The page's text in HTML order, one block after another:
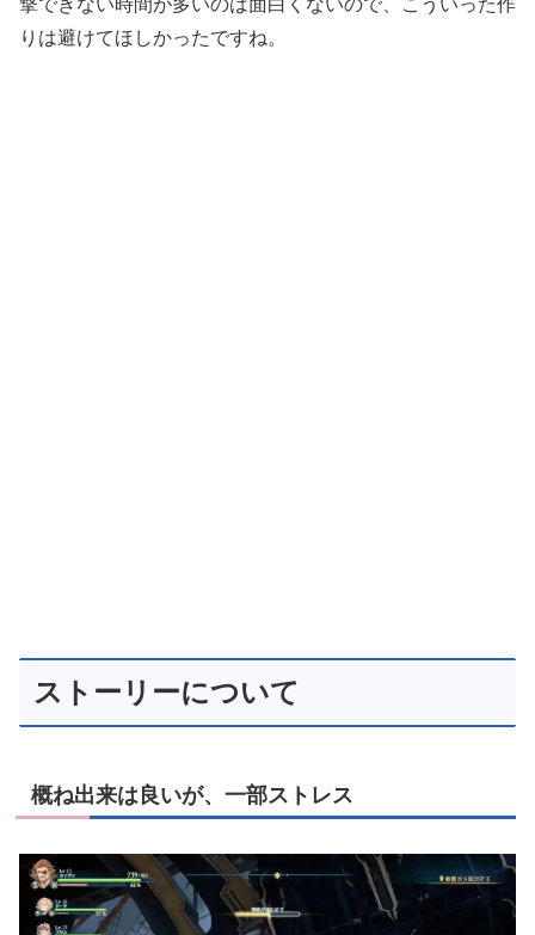
りは避けてほしかったですね。
ストーリーについて
概ね出来は良いが、一部ストレス